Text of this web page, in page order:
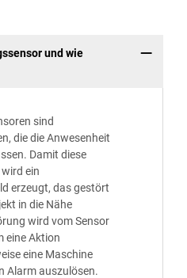
und wie
sind
die die Anwesenheit
Damit diese
ein
erzeugt, das gestört
in die Nähe
wird vom Sensor
eine Aktion
eine Maschine
Alarm auszulösen.